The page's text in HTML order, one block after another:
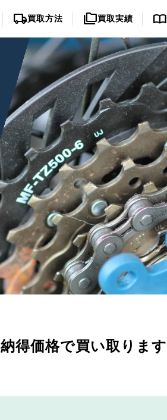
local_shipping買取方法 folder_copy買取実績 import_contacts
納得価格で買い取ります